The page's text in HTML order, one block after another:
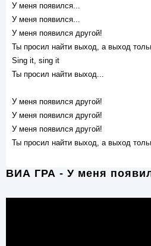
У меня появился...
У меня появился...
У меня появился другой!
Ты просил найти выход, а выход
Sing it, sing it
Ты просил найти выход...
У меня появился другой!
У меня появился другой!
У меня появился другой!
Ты просил найти выход, а выход
ВИА ГРА - У меня